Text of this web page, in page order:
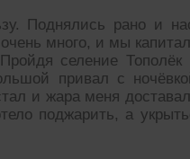
Поднялись рано и
много, и мы
селение
привал с
и жара меня
поджарить, а